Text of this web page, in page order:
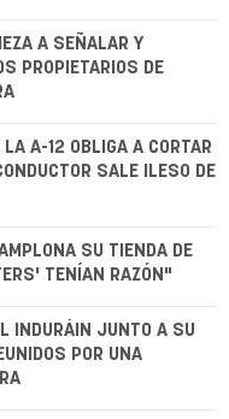
A SEÑALAR Y
PROPIETARIOS DE
LA A-12 OBLIGA A CORTAR
SALE ILESO DE
SU TIENDA DE
TENÍAN RAZÓN"
INDURÁIN JUNTO A SU
POR UNA